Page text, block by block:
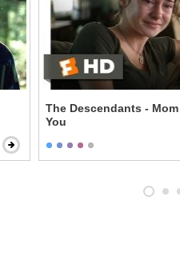
The Descendants -
You